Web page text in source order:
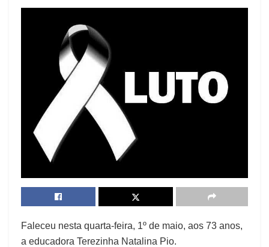
Faleceu nesta quarta-feira, 1º de maio, aos 73 anos,
a educadora Terezinha Natalina Pio.